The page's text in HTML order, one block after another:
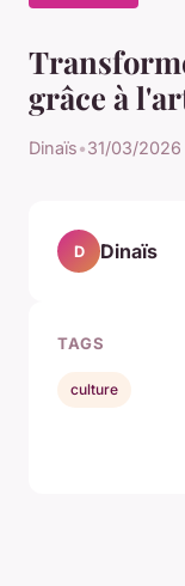
grâce à
Dinaïs•31/03/2026
D Dinaïs
TAGS
culture